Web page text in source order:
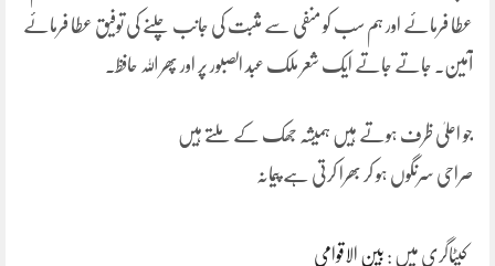
عطا فرمائے اور ہم سب کو منفی سے مثبت کی جانب چلنے کی توفیق عطا فرمائے
آمین۔ جاتے جاتے ایک شعر ملک عبد الصبور پر اور پھر اللہ حافظ۔
جو اعلیٰ ظرف ہوتے ہیں ہمیشہ جھک کے ملتے ہیں
صراحی سرنگوں ہو کر بھرا کرتی ہے پیمانہ
کیٹاگری میں : بین الاقوامی